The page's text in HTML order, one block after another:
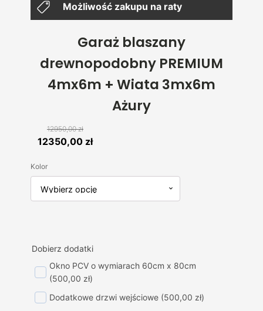
Możliwość zakupu na raty
Garaż blaszany
drewnopodobny PREMIUM
4mx6m + Wiata 3mx6m
Ażury
12950,00zł
Pierwotna
wynosiła:
12950,00 zł.
12350,00 złAktualna
12350,00 zł.
Kolor
Dobierz dodatki
Okno PCV o wymiarach 60cm x 80cm
(500,00 zł)
Dodatkowe drzwi wejściowe (500,00 zł)